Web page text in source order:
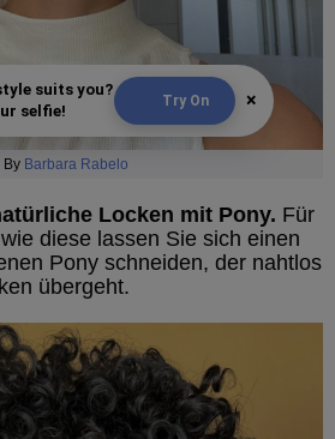
suits you?
selfie!
Try On ×
By Barbara Rabelo
Locken mit Pony. Für
diese lassen Sie sich einen
Pony schneiden, der nahtlos
übergeht.